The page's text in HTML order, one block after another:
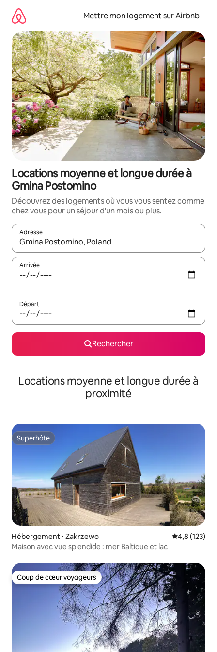
directement
contenu
Mettre mon logement sur Airbnb
Locations moyenne et longue durée à
Gmina Postomino
Découvrez des logements où vous vous sentez comme
chez vous pour un séjour d'un mois ou plus.
Adresse
Lorsque les résultats s'affichent, utilisez les flèches vers le
Arrivée
Départ
Rechercher
Locations moyenne et longue durée à
proximité
Superhôte
Superhôte
Hébergement ⋅ Zakrzewo Évaluation
4,8 (123)
Maison avec vue splendide : mer Baltique et lac
Coup de cœur voyageurs
Coup de cœur voyageurs